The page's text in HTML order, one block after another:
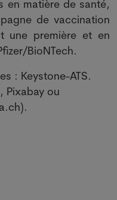
en matière de santé,
de vaccination
une première et en
BioNTech.
: Keystone-ATS.
Pixabay ou